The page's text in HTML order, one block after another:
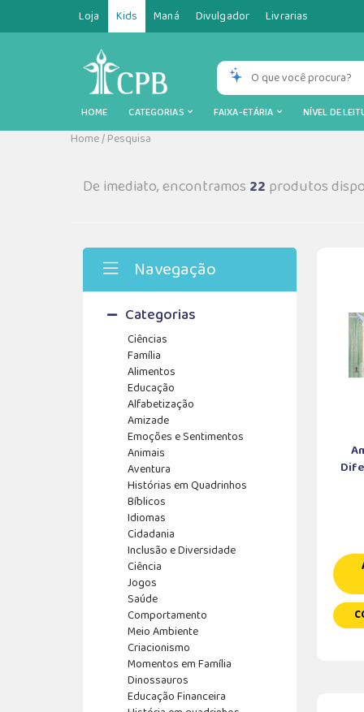
Loja Kids Maná Divulgador Livrarias
HOME CATEGORIAS FAIXA-ETÁRIA NÍVEL DE
Home/Pesquisa
De imediato, encontramos 22 produtos
Navegação
Categorias
Ciências
Família
Alimentos
Educação
Alfabetização
Amizade
Emoções e Sentimentos
Animais
Aventura
Histórias em Quadrinhos
Bíblicos
Idiomas
Cidadania
Inclusão e Diversidade
Ciência
Jogos
Saúde
Comportamento
Meio Ambiente
Criacionismo
Momentos em Família
Dinossauros
Educação Financeira